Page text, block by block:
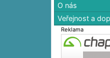
O nás
Veřejnost a
Reklama